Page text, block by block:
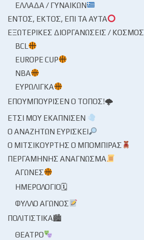
ΕΛΛΆΔΑ / ΓΥΝΑΙΚΏΝ
ΕΝΤΌΣ, ΕΚΤΌΣ, ΕΠΊ ΤΑ ΑΥΤΆ
ΕΞΩΤΕΡΙΚΈΣ ΔΙΟΡΓΑΝΏΣΕΙΣ / ΚΌΣΜΟΣ
BCL
EUROPE CUP
NBA
ΕΥΡΩΛΊΓΚΑ
ΕΠΟΥΜΠΟΎΡΙΣΕΝ Ο ΤΌΠΟΣ!🌩
ΈΤΣΙ ΜΟΥ ΕΚΆΠΝΙΣΕΝ
Ο ΑΝΑΖΗΤΏΝ ΕΥΡΊΣΚΕΙ
Ο ΜΙΤΣΙΚΟΥΡΤΉΣ Ο ΜΠΌΜΠΙΡΑΣ
ΠΕΡΓΑΜΗΝΉΣ ΑΝΆΓΝΩΣΜΑ
ΑΓΏΝΕΣ
ΗΜΕΡΟΛΌΓΙΟ🗓
ΦΎΛΛΟ ΑΓΏΝΟΣ
ΠΟΛΙΤΙΣΤΙΚΆ🏙
ΘΈΑΤΡΟ